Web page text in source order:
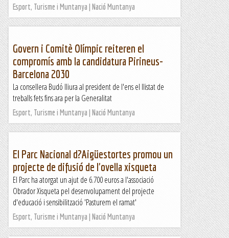
Esport, Turisme i Muntanya | Nació Muntanya
Govern i Comitè Olímpic reiteren el
compromís amb la candidatura Pirineus-
Barcelona 2030
La consellera Budó lliura al president de l'ens el llistat de
treballs fets fins ara per la Generalitat
Esport, Turisme i Muntanya | Nació Muntanya
El Parc Nacional d?Aigüestortes promou un
projecte de difusió de l'ovella xisqueta
El Parc ha atorgat un ajut de 6.700 euros a l'associació
Obrador Xisqueta pel desenvolupament del projecte
d'educació i sensibilització 'Pasturem el ramat'
Esport, Turisme i Muntanya | Nació Muntanya